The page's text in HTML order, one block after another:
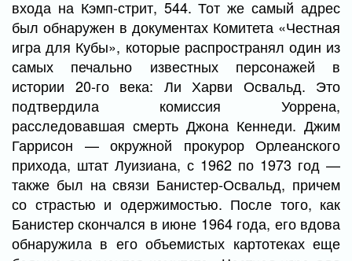
входа на Кэмп-стрит, 544. Тот же самый адрес
был обнаружен в документах Комитета «Честная
игра для Кубы», которые распространял один из
самых печально известных персонажей в
истории 20-го века: Ли Харви Освальд. Это
подтвердила комиссия Уоррена,
расследовавшая смерть Джона Кеннеди. Джим
Гаррисон — окружной прокурор Орлеанского
прихода, штат Луизиана, с 1962 по 1973 год —
также был на связи Банистер-Освальд, причем
со страстью и одержимостью. После того, как
Банистер скончался в июне 1964 года, его вдова
обнаружила в его объемистых картотеках еще